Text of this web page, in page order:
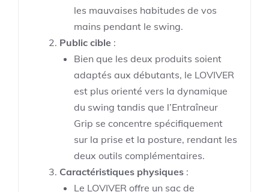
les mauvaises habitudes de vos
mains pendant le swing.
Public cible :
Bien que les deux produits soient
adaptés aux débutants, le LOVIVER
est plus orienté vers la dynamique
du swing tandis que l’Entraîneur
Grip se concentre spécifiquement
sur la prise et la posture, rendant les
deux outils complémentaires.
Caractéristiques physiques :
Le LOVIVER offre un sac de